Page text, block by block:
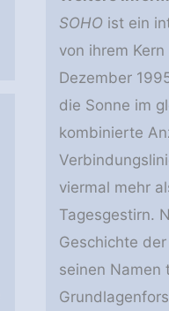
SOHO ist ein
von ihrem
Dezember
die Sonne im
kombinierte
viermal mehr
Tagesgestirn.
Geschichte
seinen Namen